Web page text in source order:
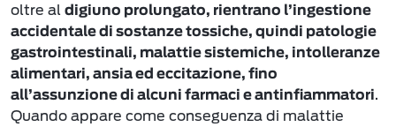
oltre al digiuno prolungato, rientrano l’ingestione
accidentale di sostanze tossiche, quindi patologie
gastrointestinali, malattie sistemiche, intolleranze
alimentari, ansia ed eccitazione, fino
all’assunzione di alcuni farmaci e antinfiammatori.
Quando appare come conseguenza di malattie